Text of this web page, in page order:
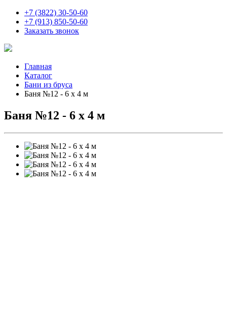
+7 (3822) 30-50-60
+7 (913) 850-50-60
Заказать звонок
Главная
Каталог
Бани из бруса
Баня №12 - 6 х 4 м
Баня №12 - 6 х 4 м